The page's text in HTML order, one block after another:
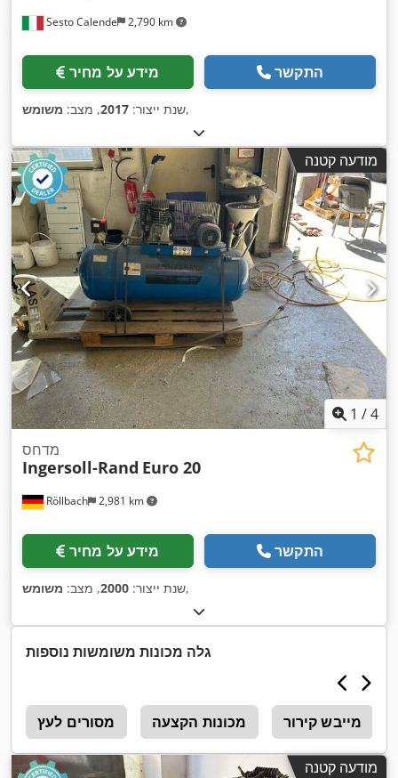
Sesto Calende 2,790 km
מידע על מחיר התקשר
שנת ייצור: 2017, מצב: משומש ,
מודעה קטנה
1 /4
Röllbach 2,981 km
מדחס
Ingersoll-Rand Euro 20
מידע על מחיר התקשר
שנת ייצור: 2000, מצב: משומש ,
גלה מכונות משומשות נוספות
מסורים לעץ מכונות הקצעה מייבש קירור
מודעה קטנה